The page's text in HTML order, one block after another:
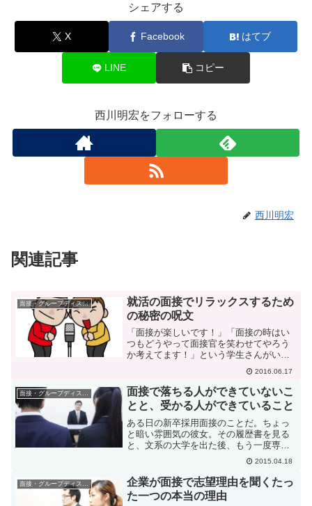
シェアする
X Facebook はてブ
LINE コピー
西川明宏をフォローする
西川明宏
関連記事
面接・グループディスカッション
就活の面接でリラックスするため
の秘密の呪文
「面接が楽しいです！」「面接の時はい
つもどうやって面接官を笑わせてやろう
か考えてます！」という学生さんがいま
す。彼女は確かにとても明るい人なので
すが、その彼女が面接の前に必ず唱えて
いる呪文があると教えてくれました。そ
れでリラックスできて、笑...
2016.06.17
面接・グループディスカッション
面接で落ちる人ができていないこ
とと、受かる人ができていること
ある日の新卒採用面接のことだ。ちょっ
と暗い雰囲気の彼女。その履歴書を見る
と、文系の大学を出た後、もう一度専門
学校に入り直している。学校を途中で辞
めたり、または卒業後に再度学校に入り
直す人は結構いる。こういう場合面接官
は、突っ込みどころが来た...
2015.04.18
企業が面接で志望理由を聞くたっ
た一つの本当の理由